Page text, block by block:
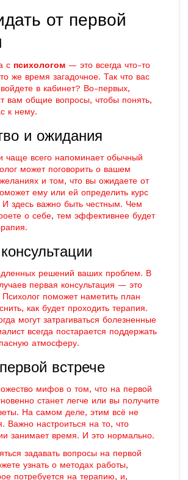
от первой
с психологом — это всегда что-то
же время загадочное. Так что вас
в кабинет? Во-первых,
вам общие вопросы, чтобы понять,
к нему.
и ожидания
чаще всего напоминает обычный
может поговорить о вашем
и том, что вы ожидаете от
ему или ей определить курс
здесь важно быть честным. Чем
о себе, тем эффективнее будет
решений ваших проблем. В
первая консультация — это
Психолог поможет наметить план
как будет проходить терапия.
могут затрагиваться болезненные
всегда постарается поддержать
атмосферу.
встрече
мифов о том, что на первой
станет легче или вы получите
На самом деле, этим всё не
Важно настроиться на то, что
занимает время. И это нормально.
задавать вопросы на первой
узнать о методах работы,
потребуется на терапию, и,